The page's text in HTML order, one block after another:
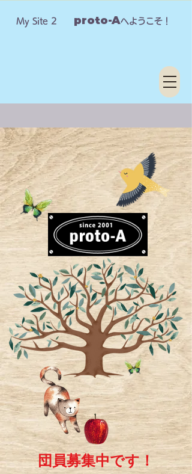
My Site 2 proto-Aへようこそ！
​団員募集中です！